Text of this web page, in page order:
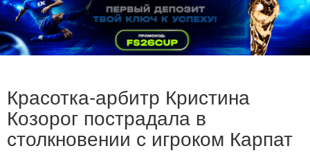
Красотка-арбитр Кристина
Козорог пострадала в
столкновении с игроком Карпат